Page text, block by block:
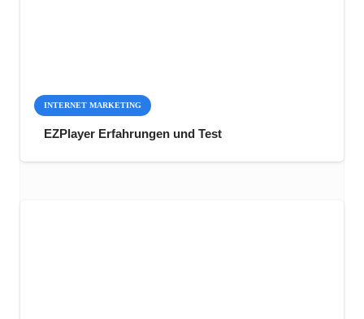
INTERNET MARKETING
EZPlayer Erfahrungen und Test